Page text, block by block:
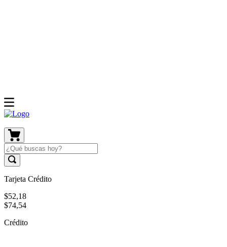
Tarjeta Crédito
$52,18
$74,54
Crédito